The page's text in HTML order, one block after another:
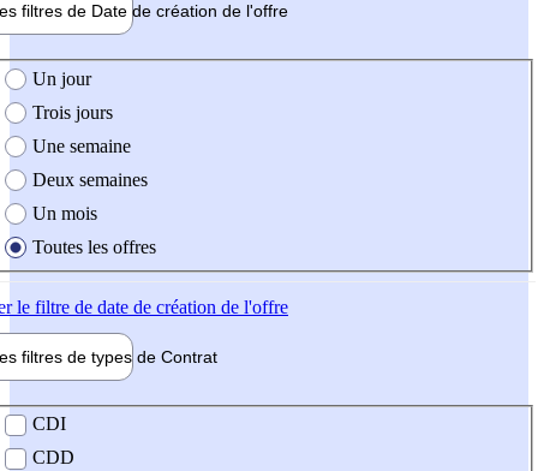
filtres de Date de création de l'offre
création de l'offre
Un jour
Trois jours
Une semaine
Deux semaines
Un mois
Toutes les offres
le filtre de date de création de l'offre
filtres de types de Contrat
contrat
CDI
CDD